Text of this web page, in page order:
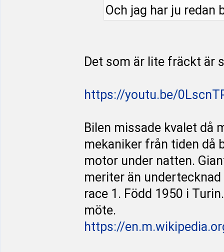
Och jag har ju redan
Det som är lite fräckt är
https://youtu.be/
Bilen missade kvalet då
mekaniker från tiden då
motor under natten.
meriter än
race 1. Född 1950 i
möte.
https://